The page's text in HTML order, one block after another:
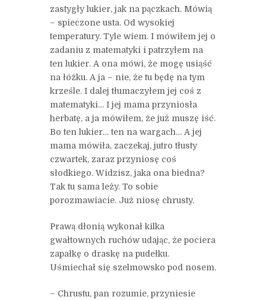
zastygły lukier, jak na pączkach. Mówią
– spieczone usta. Od wysokiej
temperatury. Tyle wiem. I mówiłem jej o
zadaniu z matematyki i patrzyłem na
ten lukier. A ona mówi, że mogę usiąść
na łóżku. A ja – nie, że tu będę na tym
krześle. I dalej tłumaczyłem jej coś z
matematyki… I jej mama przyniosła
herbatę, a ja mówiłem, że już muszę iść.
Bo ten lukier… ten na wargach… A jej
mama mówiła, zaczekaj, jutro tłusty
czwartek, zaraz przyniosę coś
słodkiego. Widzisz, jaka ona biedna?
Tak tu sama leży. To sobie
porozmawiacie. Już niosę chrusty.
Prawą dłonią wykonał kilka
gwałtownych ruchów udając, że pociera
zapałkę o draskę na pudełku.
Uśmiechał się szelmowsko pod nosem.
– Chrustu, pan rozumie, przyniesie